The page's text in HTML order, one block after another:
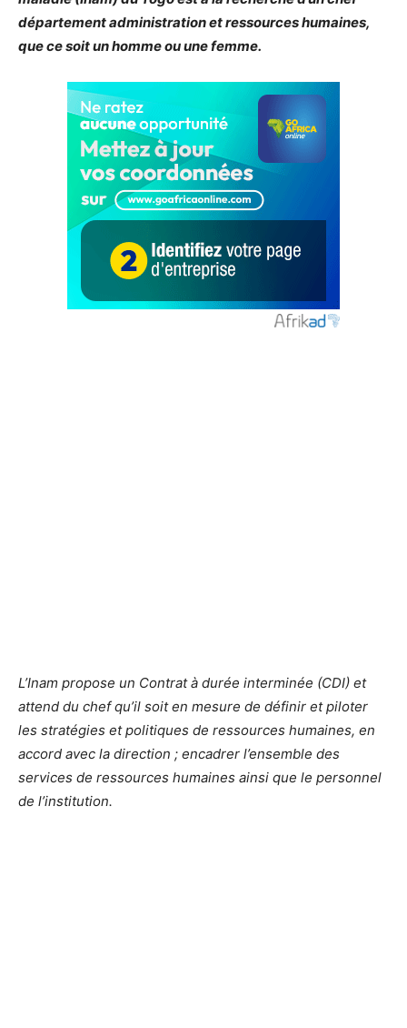
département administration et ressources humaines,
que ce soit un homme ou une femme.
L’Inam propose un Contrat à durée interminée (CDI) et
attend du chef qu’il soit en mesure de définir et piloter
les stratégies et politiques de ressources humaines, en
accord avec la direction ; encadrer l’ensemble des
services de ressources humaines ainsi que le personnel
de l’institution.